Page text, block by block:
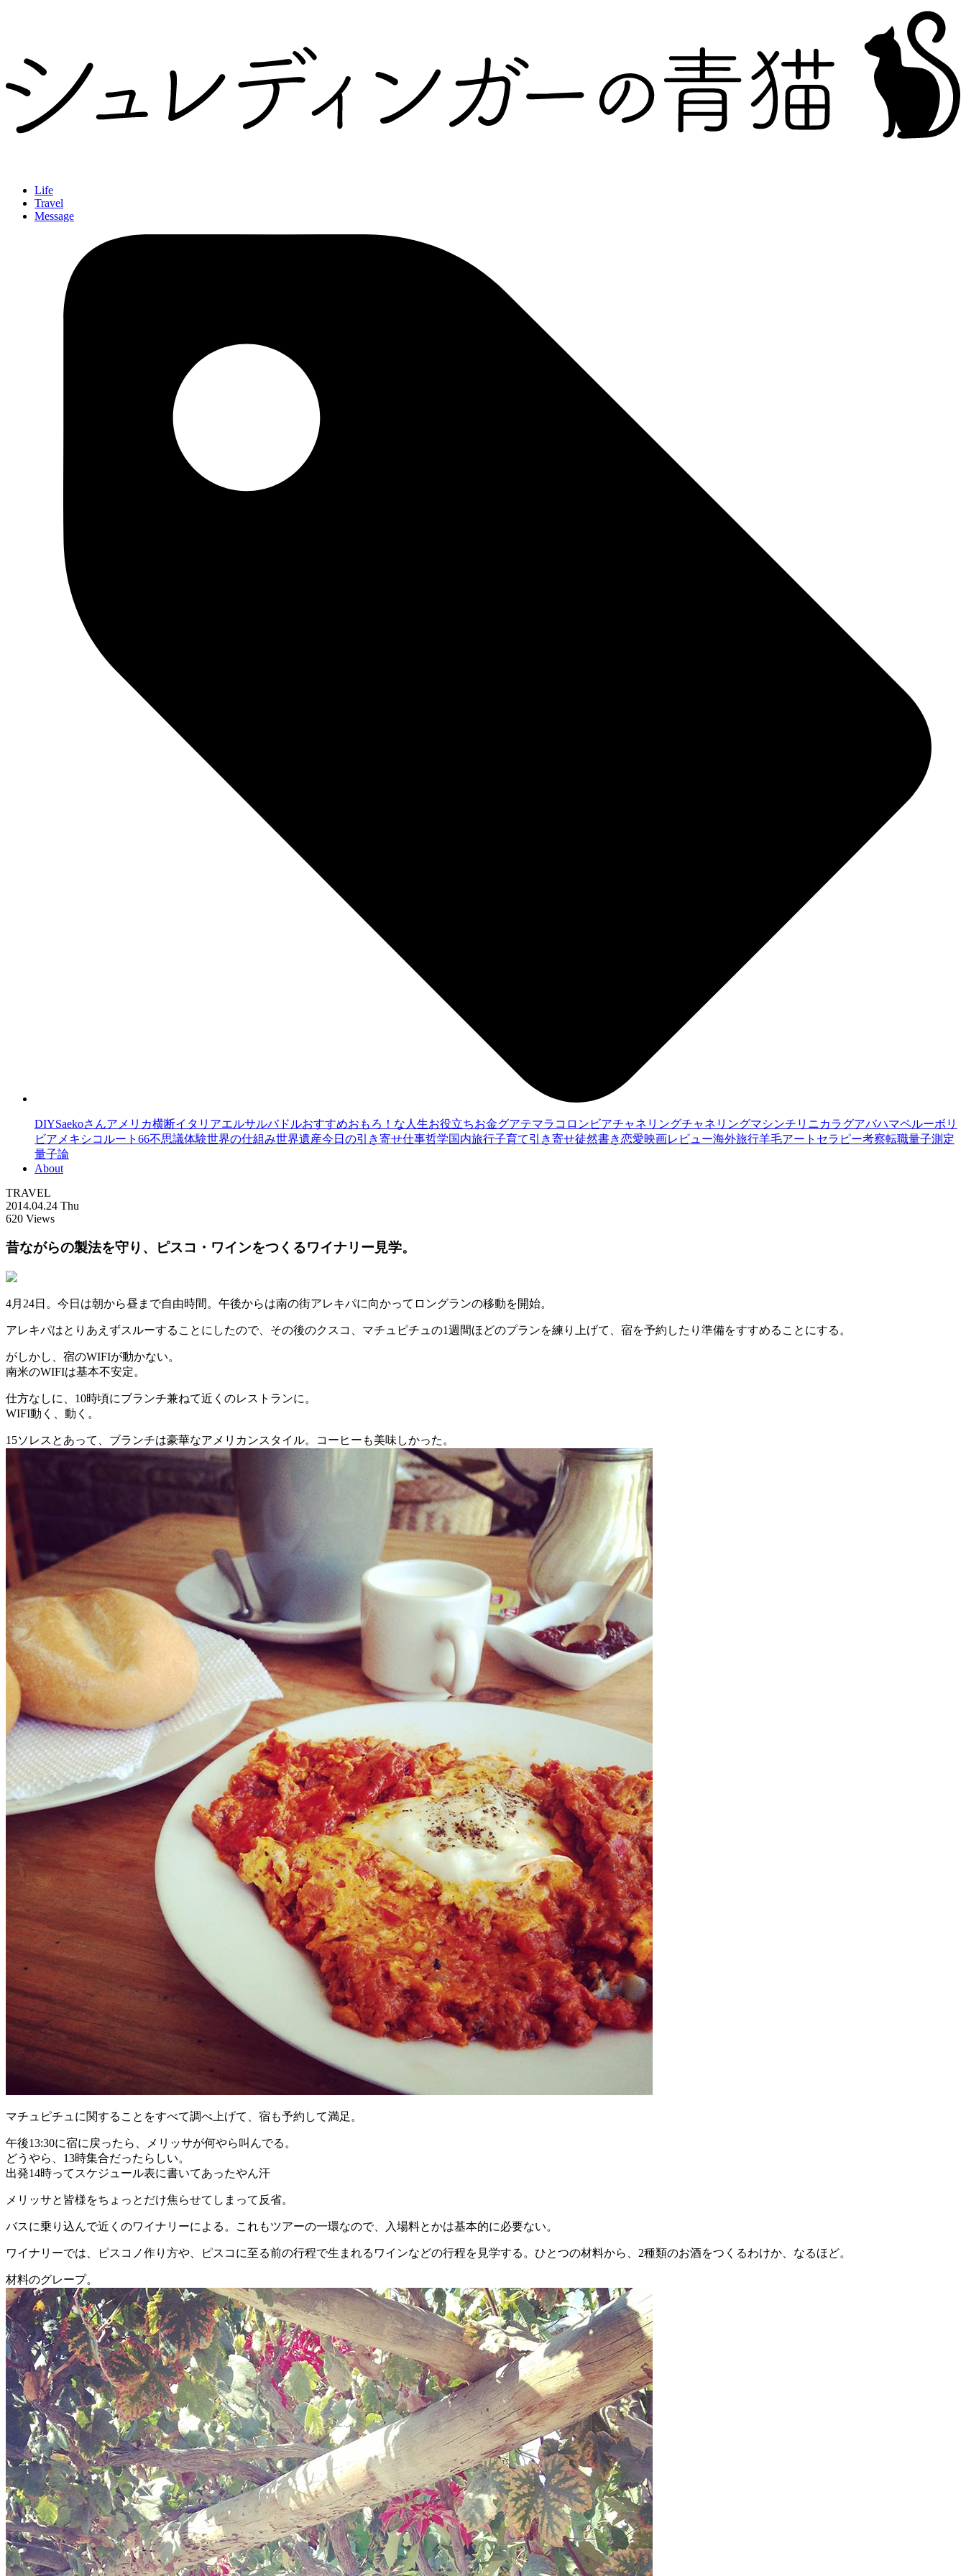
Life
Travel
Message
DIYSaekoさんアメリカ横断イタリアエルサルバドルおすすめおもろ！な人生お役立ちお金グアテマラ コロンビアチャネリングチャネリングマシンチリ ニカラグアバハマペルーボリ
ビア メキシコ ルート66不思議体験世界の仕組み世界遺産今日の引き寄せ仕事哲学国内旅行子育て引き寄せ徒然書き恋愛映画レビュー海外旅行羊毛アートセラピー考察転職量子測定
量子論
About
TRAVEL
2014.04.24 Thu
620 Views
昔ながらの製法を守り、ピスコ・ワインをつくるワイナリー見学。
4月24日。今日は朝から昼まで自由時間。午後からは南の街アレキパに向かってロングランの移動を開始。
アレキパはとりあえずスルーすることにしたので、その後のクスコ、マチュピチュの1週間ほどのプランを練り上げて、宿を予約したり準備をすすめることにする。
がしかし、宿のWIFIが動かない。
南米のWIFIは基本不安定。
仕方なしに、10時頃にブランチ兼ねて近くのレストランに。
WIFI動く、動く。
15ソレスとあって、ブランチは豪華なアメリカンスタイル。コーヒーも美味しかった。
マチュピチュに関することをすべて調べ上げて、宿も予約して満足。
午後13:30に宿に戻ったら、メリッサが何やら叫んでる。
どうやら、13時集合だったらしい。
出発14時ってスケジュール表に書いてあったやん汗
メリッサと皆様をちょっとだけ焦らせてしまって反省。
バスに乗り込んで近くのワイナリーによる。これもツアーの一環なので、入場料とかは基本的に必要ない。
ワイナリーでは、ピスコノ作り方や、ピスコに至る前の行程で生まれるワインなどの行程を見学する。ひとつの材料から、2種類のお酒をつくるわけか、なるほど。
材料のグレープ。